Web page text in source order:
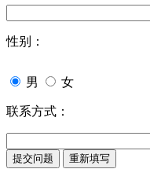
性别：
男 女
联系方式：